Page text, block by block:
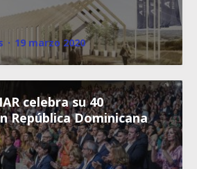
· 19 marzo 2020
celebra su 40
República Dominicana